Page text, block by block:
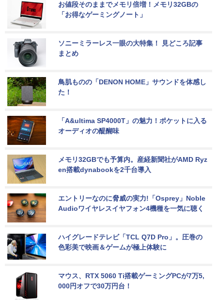
お値段そのままでメモリ倍増！メモリ32GBの
「お得なゲーミングノート」
ソニーミラーレス一眼の大特集！ 見どころ記事
まとめ
鳥肌ものの「DENON HOME」サウンドを体感し
た！
「A&ultima SP4000T」の魅力！ポケットに入る
オーディオの醍醐味
メモリ32GBでも予算内。産経新聞社がAMD Ryz
en搭載dynabookを2千台導入
エントリーなのに脅威の実力!「Osprey」Noble
Audioワイヤレスイヤフォン4機種を一気に聴く
ハイグレードテレビ「TCL Q7D Pro」。圧巻の
色彩美で映画＆ゲームが極上体験に
マウス、RTX 5060 Ti搭載ゲーミングPCが7万5,
000円オフで30万円台！